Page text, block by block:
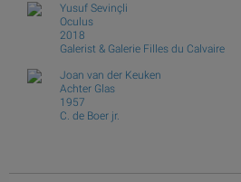
Yusuf Sevinçli
Oculus
2018
Galerist & Galerie Filles du Calvaire
Joan van der Keuken
Achter Glas
1957
C. de Boer jr.